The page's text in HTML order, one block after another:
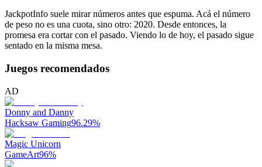
JackpotInfo suele mirar números antes que espuma. Acá el número
de peso no es una cuota, sino otro: 2020. Desde entonces, la
promesa era cortar con el pasado. Viendo lo de hoy, el pasado sigue
sentado en la misma mesa.
Juegos recomendados
AD
Donny and Danny
Hacksaw Gaming96.29%
Magic Unicorn
GameArt96%